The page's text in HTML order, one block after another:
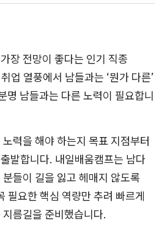
장 전망이 좋다는 인기 직종
업 열풍에서 남들과는 ‘뭔가 다른’
명 남들과는 다른 노력이 필요합니
력을 해야 하는지 목표 지점부터
발합니다. 내일배움캠프는 남다
들이 길을 잃고 헤매지 않도록
필요한 핵심 역량만 추려 빠르게
름길을 준비했습니다.